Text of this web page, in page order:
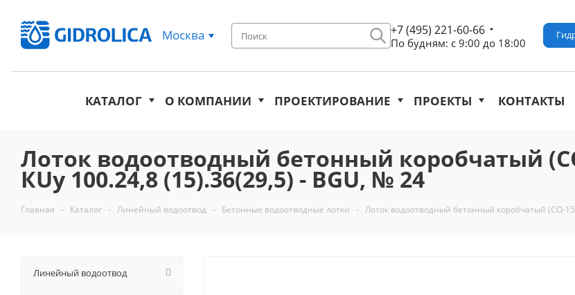
Москва +7 (495) 221-60-66
По будням: с 9:00 до 18:00
КАТАЛОГ О КОМПАНИИ ПРОЕКТИРОВАНИЕ ПРОЕКТЫ КОНТАКТЫ
Лоток водоотводный бетонный коробчатый
КUу 100.24,8 (15).36(29,5) - BGU, № 24
Главная - Каталог - Линейный водоотвод - Бетонные водоотводные лотки - Лоток водоотводный бетонный коробчатый (СО-
Линейный водоотвод